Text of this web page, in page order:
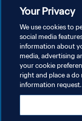
POLÍTICA DE
TERMOS DE SERVIÇO
ADMINISTRAR AS
Copyright © 1994-2026 FIFA.
Your Privacy
We use cookies to
social media
information about
media, advertising
your cookie
right and place a do
information request.